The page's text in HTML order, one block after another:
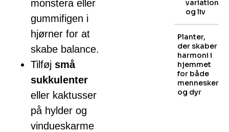
monstera eller
gummifigen i
hjørner for at
skabe balance.
Tilføj små
sukkulenter
eller kaktusser
på hylder og
vindueskarme
variation
og liv
Planter,
der skaber
harmoni i
hjemmet
for både
mennesker
og dyr